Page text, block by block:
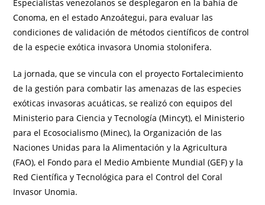
Especialistas venezolanos se desplegaron en la bahía de
Conoma, en el estado Anzoátegui, para evaluar las
condiciones de validación de métodos científicos de control
de la especie exótica invasora Unomia stolonifera.
La jornada, que se vincula con el proyecto Fortalecimiento
de la gestión para combatir las amenazas de las especies
exóticas invasoras acuáticas, se realizó con equipos del
Ministerio para Ciencia y Tecnología (Mincyt), el Ministerio
para el Ecosocialismo (Minec), la Organización de las
Naciones Unidas para la Alimentación y la Agricultura
(FAO), el Fondo para el Medio Ambiente Mundial (GEF) y la
Red Científica y Tecnológica para el Control del Coral
Invasor Unomia.